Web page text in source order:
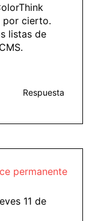
por cierto.
listas de
Respuesta
permanente
11 de